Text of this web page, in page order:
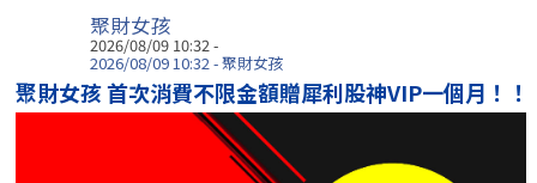
聚財女孩
2026/08/09 10:32 -
2026/08/09 10:32 - 聚財女孩
聚財女孩 首次消費不限金額贈犀利股神VIP一個月！！